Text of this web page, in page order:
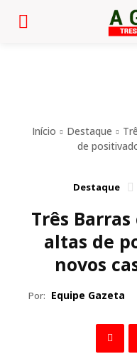
Início Destaque
de
Destaque
Três
altas de
novos
Por: Equipe Gazeta